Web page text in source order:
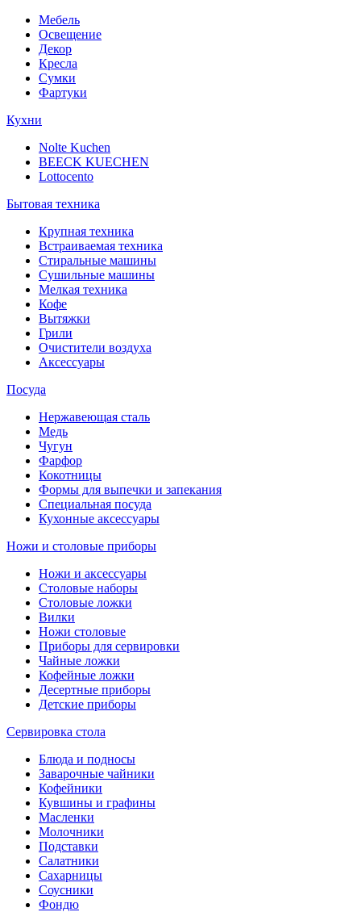
Мебель
Освещение
Декор
Кресла
Сумки
Фартуки
Кухни
Nolte Kuchen
BEECK KUECHEN
Lottocento
Бытовая техника
Крупная техника
Встраиваемая техника
Стиральные машины
Сушильные машины
Мелкая техника
Кофе
Вытяжки
Грили
Очистители воздуха
Аксессуары
Посуда
Нержавеющая сталь
Медь
Чугун
Фарфор
Кокотницы
Формы для выпечки и запекания
Специальная посуда
Кухонные аксессуары
Ножи и столовые приборы
Ножи и аксессуары
Столовые наборы
Столовые ложки
Вилки
Ножи столовые
Приборы для сервировки
Чайные ложки
Кофейные ложки
Десертные приборы
Детские приборы
Сервировка стола
Блюда и подносы
Заварочные чайники
Кофейники
Кувшины и графины
Масленки
Молочники
Подставки
Салатники
Сахарницы
Соусники
Фондю